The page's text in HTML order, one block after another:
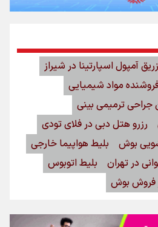
بر ارزش افزوده چقدر است؟
آمپول اسپارتینا در شیراز
مواد شیمیایی
جراحی ترمیمی بینی
رزرو هتل دبی در فلای تودی
بوش
بلیط هواپیما خارجی
در تهران
بلیط اتوبوس
فروش بوش